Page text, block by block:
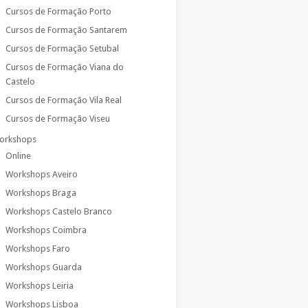
Cursos de Formação Porto
Cursos de Formação Santarem
Cursos de Formação Setubal
Cursos de Formação Viana do
Castelo
Cursos de Formação Vila Real
Cursos de Formação Viseu
Online
Workshops Aveiro
Workshops Braga
Workshops Castelo Branco
Workshops Coimbra
Workshops Faro
Workshops Guarda
Workshops Leiria
Workshops Lisboa